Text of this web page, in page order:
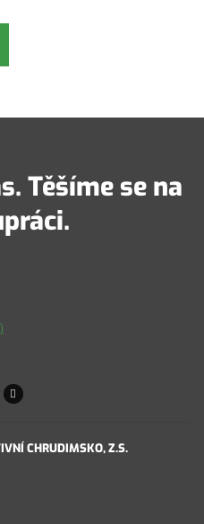
Těšíme se na
CHRUDIMSKO, Z.S.